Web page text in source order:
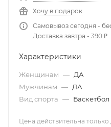
Хочу в подарок
Самовывоз сегодня -
Доставка завтра - 390 ₽
Характеристики
Женщинам — ДА
Мужчинам — ДА
Вид спорта — Баскетбол
Цена действительна